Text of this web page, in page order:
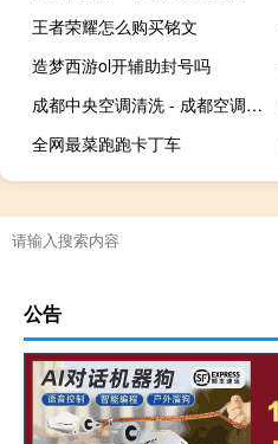
王者荣耀怎么购买铭文
造梦西游ol开辅助封号吗
成都中央空调清洗 - 成都空调清洗加氟
全网最菜跑跑卡丁车
公告